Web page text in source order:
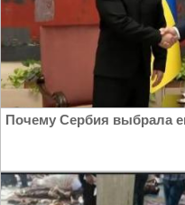
Почему Сербия выбрала